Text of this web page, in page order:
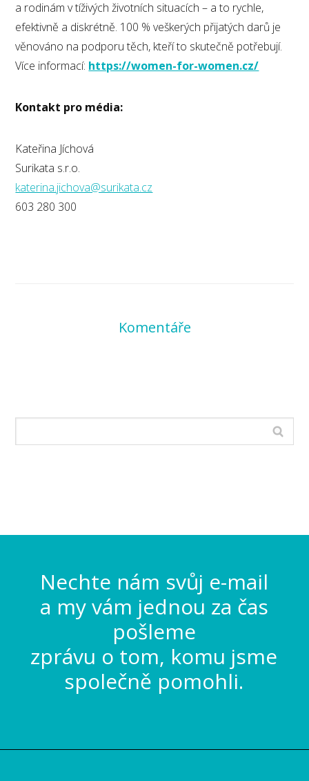
a rodinám v tíživých životních situacích – a to rychle,
efektivně a diskrétně. 100 % veškerých přijatých darů je
věnováno na podporu těch, kteří to skutečně potřebují.
Více informací: https://women-for-women.cz/
Kontakt pro média:
Kateřina Jíchová
Surikata s.r.o.
katerina.jichova@surikata.cz
603 280 300
Komentáře
Nechte nám svůj e-mail
a my vám jednou za čas
pošleme
zprávu o tom, komu jsme
společně pomohli.